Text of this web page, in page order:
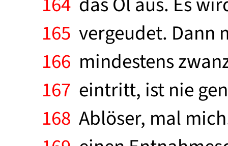
165 vergeudet. Dann
166 mindestens
167 eintritt, ist nie
168 Ablöser, mal